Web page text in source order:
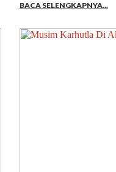
BACA SELENGKAPNYA...